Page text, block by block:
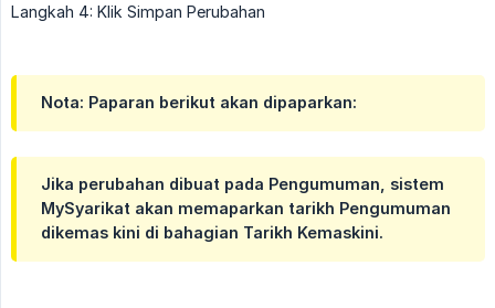
Langkah 4: Klik Simpan Perubahan
Nota: Paparan berikut akan dipaparkan:
Jika perubahan dibuat pada Pengumuman, sistem
MySyarikat akan memaparkan tarikh Pengumuman
dikemas kini di bahagian Tarikh Kemaskini.